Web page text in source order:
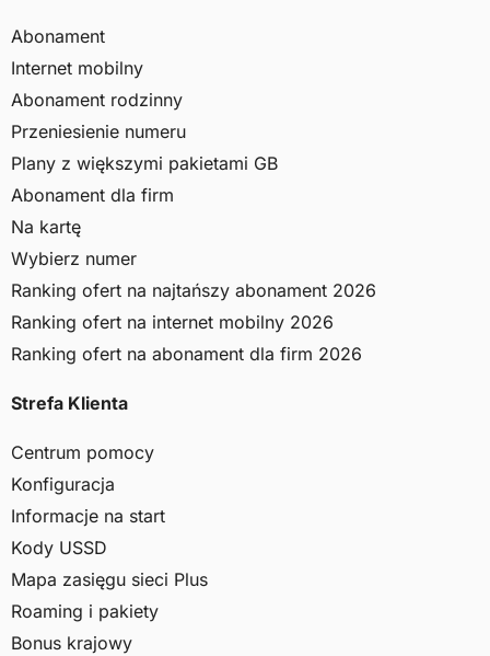
Abonament
Internet mobilny
Abonament rodzinny
Przeniesienie numeru
Plany z większymi pakietami GB
Abonament dla firm
Na kartę
Wybierz numer
Ranking ofert na najtańszy abonament 2026
Ranking ofert na internet mobilny 2026
Ranking ofert na abonament dla firm 2026
Strefa Klienta
Centrum pomocy
Konfiguracja
Informacje na start
Kody USSD
Mapa zasięgu sieci Plus
Roaming i pakiety
Bonus krajowy